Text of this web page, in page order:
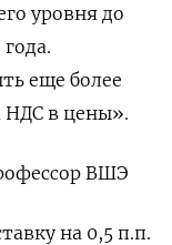
уровня до
еще более
в цены».
ВШЭ
на 0,5 п.п.